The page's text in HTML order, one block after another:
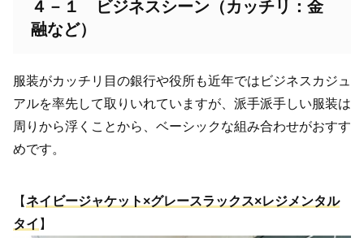
４－１ ビジネスシーン（カッチリ：金
融など）
服装がカッチリ目の銀行や役所も近年ではビジネスカジュ
アルを率先して取りいれていますが、派手派手しい服装は
周りから浮くことから、ベーシックな組み合わせがおすす
めです。
【ネイビージャケット×グレースラックス×レジメンタル
タイ 】